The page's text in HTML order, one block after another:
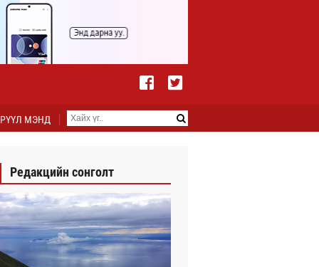
МЭНД
Редакцийн сонголт